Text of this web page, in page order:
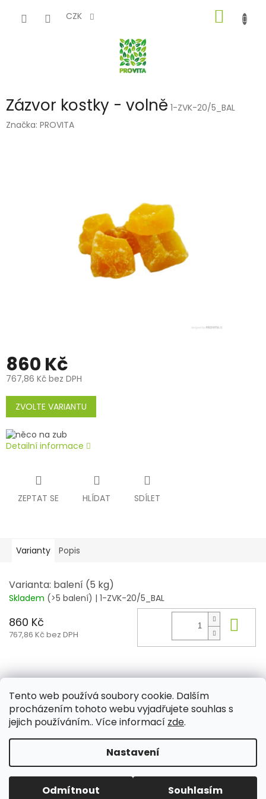
Tento web používá soubory cookie. Dalším
procházením tohoto webu vyjadřujete souhlas s
jejich používáním.. Více informací zde.
Nastavení
Odmítnout Souhlasím
CZK
KOŠÍK
Zázvor kostky - volně 1-ZVK-20/5_BAL
Značka: PROVITA
860 Kč
767,86 Kč bez DPH
Měrná
cena:
ZVOLTE VARIANTU
Detailní informace
ZEPTAT SE HLÍDAT SDÍLET
Varianty Popis
Varianta: balení (5 kg)
Skladem (>5 balení) | 1-ZVK-20/5_BAL
860 Kč
767,86 Kč bez DPH
Z
Aktuality Kamenné prodejny Kosmetika Provita
Vytvořil Shoptet
Copyright 2026PROVITA . Všechna práva vyhrazena.